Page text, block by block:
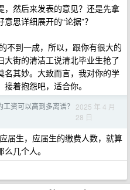
，然后来发表的意见？还是先拿
思详细展开的“论据”？
不到一成，所以，跟你有很大的
大街的清洁工说清北毕业生抢了
名其妙。大致而言，我对你的学
着抱怨吧，适合你。
工资可以高到多离谱？ 2025 年 4 月
28 日
届生，应届生的缴费人数，就算
几个人。